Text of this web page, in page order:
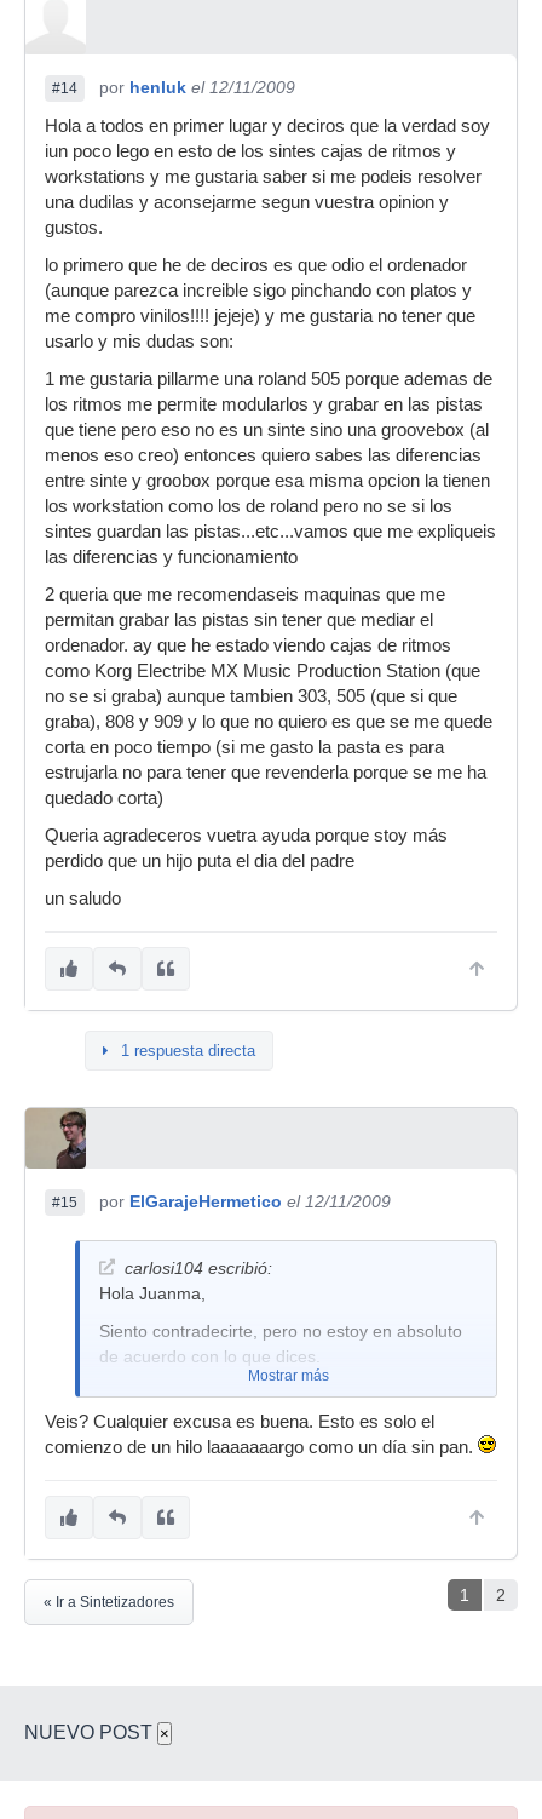
#14 por henluk el 12/11/2009
Hola a todos en primer lugar y deciros que la verdad soy
iun poco lego en esto de los sintes cajas de ritmos y
workstations y me gustaria saber si me podeis resolver
una dudilas y aconsejarme segun vuestra opinion y
gustos.
lo primero que he de deciros es que odio el ordenador
(aunque parezca increible sigo pinchando con platos y
me compro vinilos!!!! jejeje) y me gustaria no tener que
usarlo y mis dudas son:
1 me gustaria pillarme una roland 505 porque ademas de
los ritmos me permite modularlos y grabar en las pistas
que tiene pero eso no es un sinte sino una groovebox (al
menos eso creo) entonces quiero sabes las diferencias
entre sinte y groobox porque esa misma opcion la tienen
los workstation como los de roland pero no se si los
sintes guardan las pistas...etc...vamos que me expliqueis
las diferencias y funcionamiento
2 queria que me recomendaseis maquinas que me
permitan grabar las pistas sin tener que mediar el
ordenador. ay que he estado viendo cajas de ritmos
como Korg Electribe MX Music Production Station (que
no se si graba) aunque tambien 303, 505 (que si que
graba), 808 y 909 y lo que no quiero es que se me quede
corta en poco tiempo (si me gasto la pasta es para
estrujarla no para tener que revenderla porque se me ha
quedado corta)
Queria agradeceros vuetra ayuda porque stoy más
perdido que un hijo puta el dia del padre
un saludo
1 respuesta directa
#15 por ElGarajeHermetico el 12/11/2009
carlosi104 escribió:
Hola Juanma,
Siento contradecirte, pero no estoy en absoluto
de acuerdo con lo que dices.
Mostrar más
Veis? Cualquier excusa es buena. Esto es solo el
comienzo de un hilo laaaaaaargo como un día sin pan.
1 2
« Ir a Sintetizadores
NUEVO POST ×